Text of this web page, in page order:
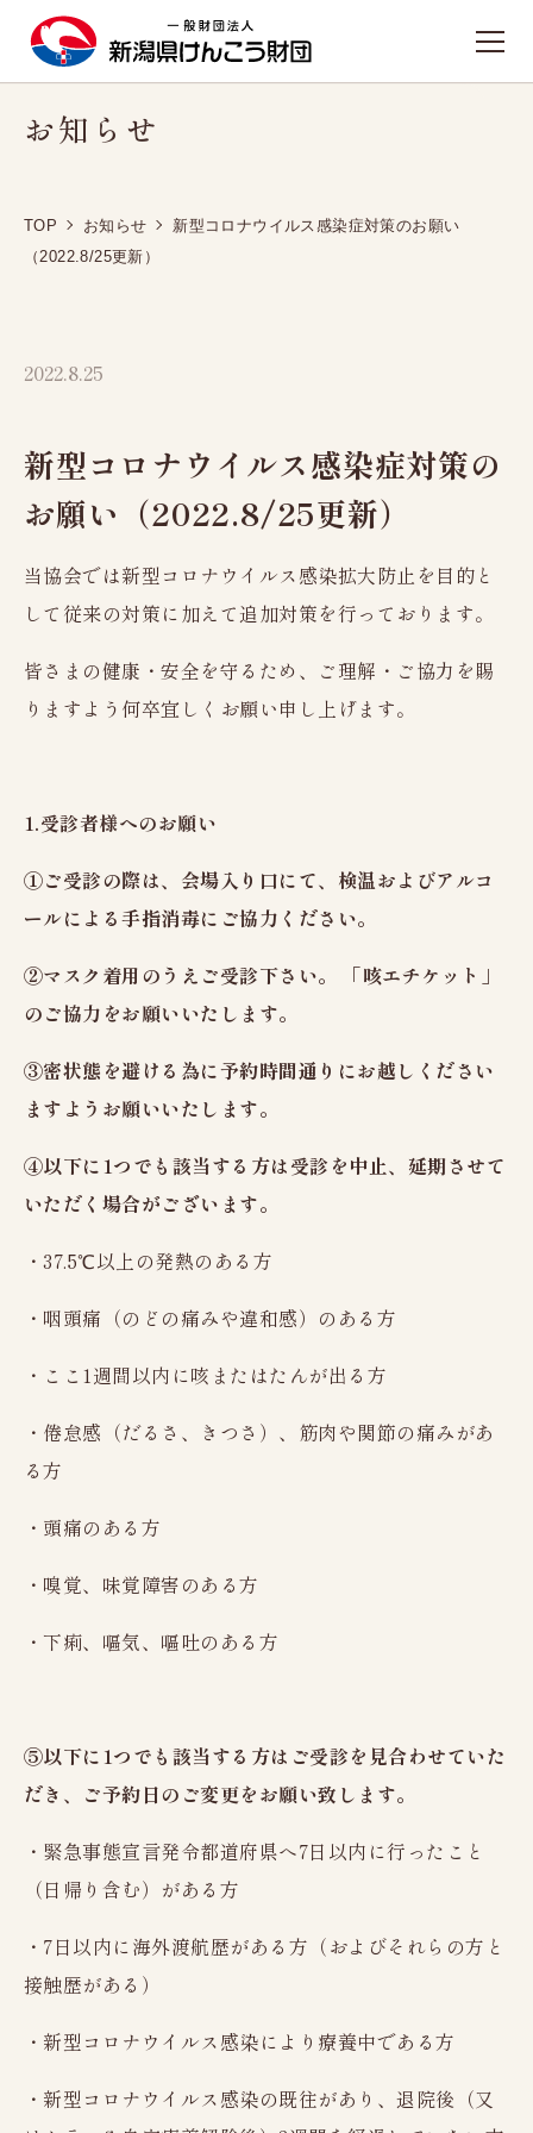
TOPへ戻る
新潟健診プラザ
長岡健康管理センター
日帰り人間ドック
1泊2日人間ドック
脳（MRI）ドック
人間ドックオプション検査
健康診断
定期健康診断Aコース
健康診断オプション検査
女性のお客様へ
充実の設備・検査
レディースオプション検査
かしこく受診
ご予約から検査まで
検査結果の見方
料金のご案内
財団概要、財団沿革、
機関紙
グループ施設紹介
受診者様の権利
プライバシーポリシー
採用情報
お知らせ
TOP お知らせ
新型コロナウイルス感染症対策のお願い
（2022.8/25更新）
2022.8.25
新型コロナウイルス感染症対策の
お願い（2022.8/25更新）
当協会では新型コロナウイルス感染拡大防止を目的と
して従来の対策に加えて追加対策を行っております。
皆さまの健康・安全を守るため、ご理解・ご協力を賜
りますよう何卒宜しくお願い申し上げます。
1.受診者様へのお願い
①ご受診の際は、会場入り口にて、検温およびアルコ
ールによる手指消毒にご協力ください。
②マスク着用のうえご受診下さい。 「咳エチケット」
のご協力をお願いいたします。
③密状態を避ける為に予約時間通りにお越しください
ますようお願いいたします。
④以下に1つでも該当する方は受診を中止、延期させて
いただく場合がございます。
・37.5℃以上の発熱のある方
・咽頭痛（のどの痛みや違和感）のある方
・ここ1週間以内に咳またはたんが出る方
・倦怠感（だるさ、きつさ）、筋肉や関節の痛みがあ
る方
・頭痛のある方
・嗅覚、味覚障害のある方
・下痢、嘔気、嘔吐のある方
⑤以下に1つでも該当する方はご受診を見合わせていた
だき、ご予約日のご変更をお願い致します。
・緊急事態宣言発令都道府県へ7日以内に行ったこと
（日帰り含む）がある方
・7日以内に海外渡航歴がある方（およびそれらの方と
接触歴がある）
・新型コロナウイルス感染により療養中である方
・新型コロナウイルス感染の既往があり、退院後（又